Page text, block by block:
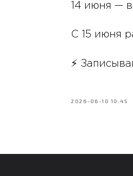
14 июня —
С 15 июня
⚡️
2026-06-10 10:45